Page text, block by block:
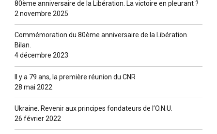
80ème anniversaire de la Libération. La victoire en pleurant ?
2 novembre 2025
Commémoration du 80ème anniversaire de la Libération.
Bilan.
4 décembre 2023
Il y a 79 ans, la première réunion du CNR
28 mai 2022
Ukraine. Revenir aux principes fondateurs de l’O.N.U.
26 février 2022